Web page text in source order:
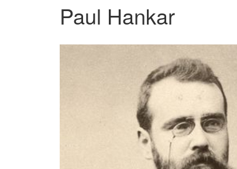
Paul Hankar